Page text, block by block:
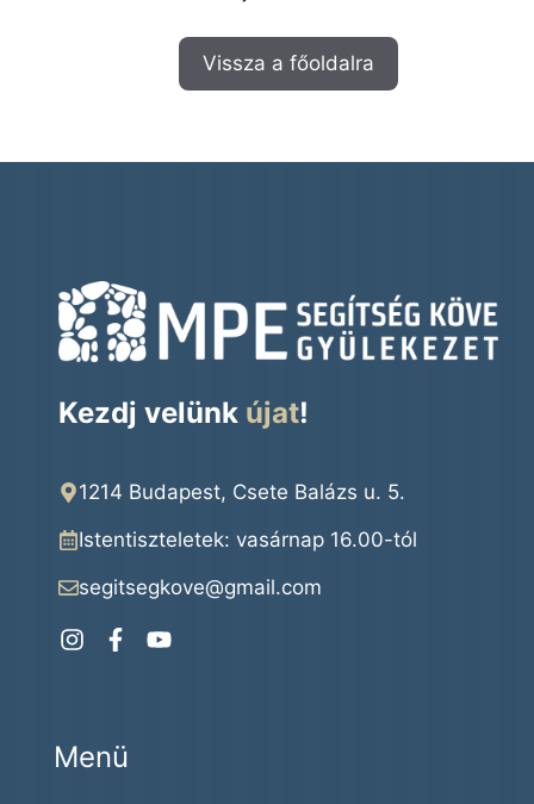
Vissza a főoldalra
Kezdj velünk újat!
1214 Budapest, Csete Balázs u. 5.
Istentiszteletek: vasárnap 16.00-tól
segitsegkove@gmail.com
Menü